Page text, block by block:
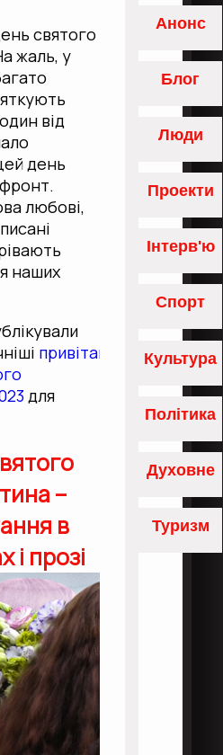
святого
жаль, у
від
день
любові,
наших
привітання
для
–
в
і прозі
Анонс
Блог
Люди
Проекти
Інтерв'ю
Спорт
Культура
Політика
Духовне
Туризм